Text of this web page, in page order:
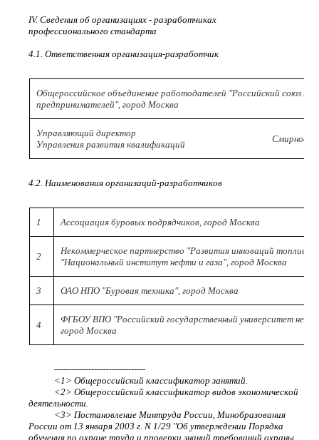
IV. Сведения об организациях - разработчиках
профессионального стандарта
4.1. Ответственная организация-разработчик
Общероссийское объединение работодателей "Российский союз
предпринимателей", город Москва
Управляющий директор
Управления развития квалификаций
Смирнова
4.2. Наименования организаций-разработчиков
1 Ассоциация буровых подрядчиков, город Москва
2
Некоммерческое партнерство "Развития инноваций топливно-
"Национальный институт нефти и газа", город Москва
3 ОАО НПО "Буровая техника", город Москва
4
ФГБОУ ВПО "Российский государственный университет
город Москва
--------------------------------
<1> Общероссийский классификатор занятий.
<2> Общероссийский классификатор видов экономической
деятельности.
<3> Постановление Минтруда России, Минобразования
России от 13 января 2003 г. N 1/29 "Об утверждении Порядка
обучения по охране труда и проверки знаний требований охраны